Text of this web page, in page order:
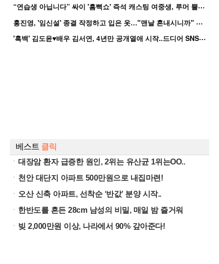
“
연습생 아닙니다” 싸이 '흠뻑쇼' 즉석 캐스팅 여중생, 루머 뿔났다[Oh!쎈 이...
홍
진영, '임신설' 종결 작정하고 입은 옷…"맨날 혼내시니까" 억울
'
흑백' 김도윤♥배우 김서연, 4년만 공개열애 시작..드디어 SNS에 노출 [핫피...